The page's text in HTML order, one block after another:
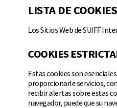
LISTA DE
Los Sitios Web de SUIFF
COOKIES
Estas cookies son
proporcionarle servicios,
recibir alertas sobre estas
navegador, puede que su